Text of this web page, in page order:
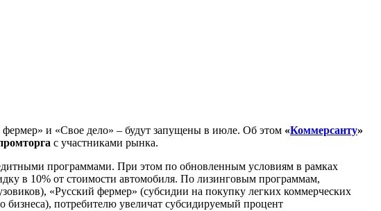
и «Свое дело» – будут запущены в июле. Об этом «Коммерсанту»
с участниками рынка.
программами. При этом по обновленным условиям в рамках
в 10% от стоимости автомобиля. По лизинговым программам,
«Русский фермер» (субсидии на покупку легких коммерческих
бизнеса), потребителю увеличат субсидируемый процент